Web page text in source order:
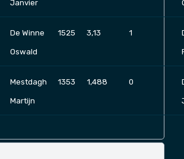
Janvier
De Winne
Oswald
1525 3,13 1
Mestdagh
Martijn
1353 1,488 0